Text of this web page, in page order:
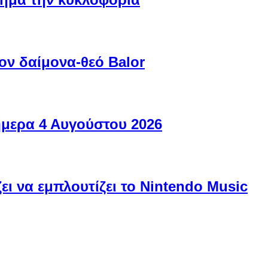
δαίμονα-θεό Balor
4 Αυγούστου 2026
να εμπλουτίζει το Nintendo Music